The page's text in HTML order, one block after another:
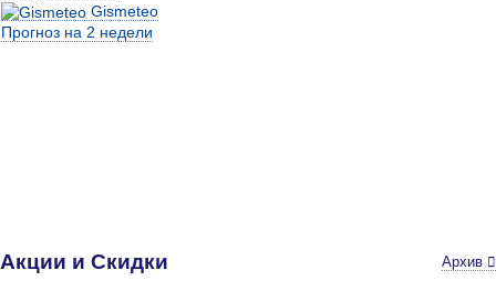
Gismeteo
Прогноз на 2 недели
Акции и Скидки Архив